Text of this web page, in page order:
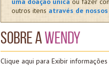
outros itens através de
Sobre aWendy
Clique aqui para Exibir informações